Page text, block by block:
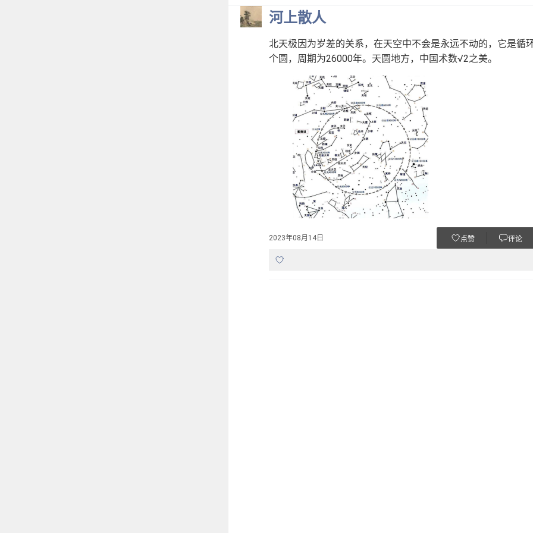
河上散人
北天极因为岁差的关系，在天空中不会是永远不动的，它是循
个圆，周期为26000年。天圆地方，中国术数√2之美。
2023年08月14日 点赞 评论